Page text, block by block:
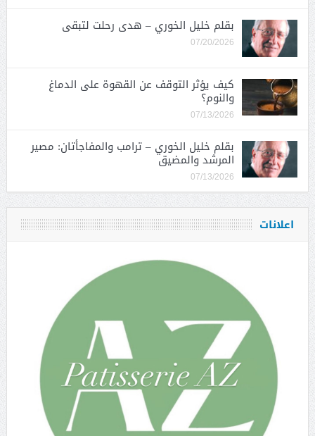
بقلم خليل الخوري – هدى رحلت لتبقى
07/20/2026
كيف يؤثر التوقف عن القهوة على الدماغ
والنوم؟
07/13/2026
بقلم خليل الخوري – ترامب والمفاجأتان: مصير
المرشد والمضيق
07/13/2026
اعلانات